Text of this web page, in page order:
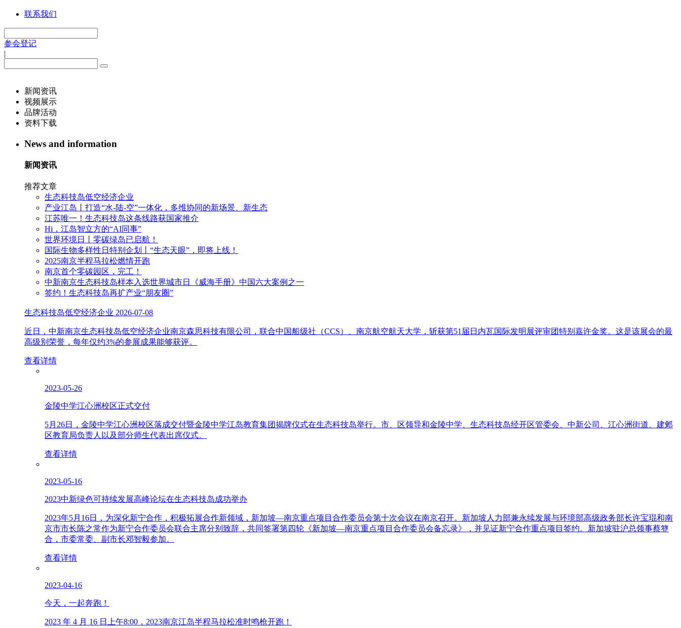
联系我们
参会登记
|
新闻资讯
视频展示
品牌活动
资料下载
News and information
新闻资讯
推荐文章
生态科技岛低空经济企业
产业江岛丨打造“水-陆-空”一体化，多维协同的新场景、新生态
江苏唯一！生态科技岛这条线路获国家推介
Hi，江岛智立方的“AI同事”
世界环境日丨零碳绿岛已启航！
国际生物多样性日特别企划丨“生态天眼”，即将上线！
2025南京半程马拉松燃情开跑
南京首个零碳园区，完工！
中新南京生态科技岛样本入选世界城市日《威海手册》中国六大案例之一
签约！生态科技岛再扩产业“朋友圈”
生态科技岛低空经济企业 2026-07-08
近日，中新南京生态科技岛低空经济企业南京森思科技有限公司，联合中国船级社（CCS）、南京航空航天大学，斩获第51届日内瓦国际发明展评审团特别嘉许金奖。这是该展会的最
高级别荣誉，每年仅约3%的参展成果能够获评。
查看详情
2023-05-26
金陵中学江心洲校区正式交付
5月26日，金陵中学江心洲校区落成交付暨金陵中学江岛教育集团揭牌仪式在生态科技岛举行。市、区领导和金陵中学、生态科技岛经开区管委会、中新公司、江心洲街道、建邺
区教育局负责人以及部分师生代表出席仪式。
查看详情
2023-05-16
2023中新绿色可持续发展高峰论坛在生态科技岛成功举办
2023年5月16日，为深化新宁合作，积极拓展合作新领域，新加坡—南京重点项目合作委员会第十次会议在南京召开。新加坡人力部兼永续发展与环境部高级政务部长许宝琨和南
京市市长陈之常作为新宁合作委员会联合主席分别致辞，共同签署第四轮《新加坡—南京重点项目合作委员会备忘录》，并见证新宁合作重点项目签约。新加坡驻沪总领事蔡簦
合，市委常委、副市长邓智毅参加。
查看详情
2023-04-16
今天，一起奔跑！
2023 年 4 月 16 日上午8:00，2023南京江岛半程马拉松准时鸣枪开跑！